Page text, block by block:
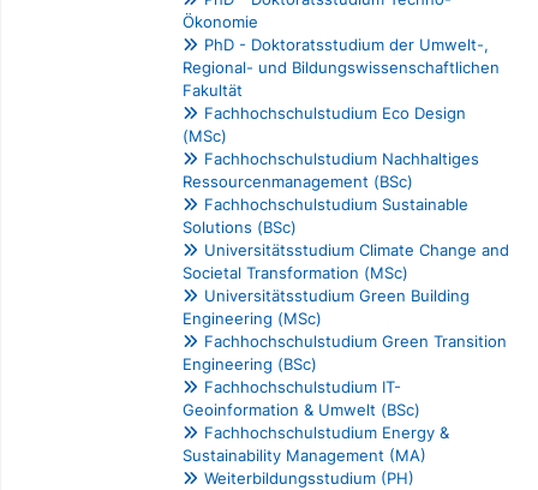
Ökonomie
PhD - Doktoratsstudium der Umwelt-,
Regional- und Bildungswissenschaftlichen
Fakultät
Fachhochschulstudium Eco Design
(MSc)
Fachhochschulstudium Nachhaltiges
Ressourcenmanagement (BSc)
Fachhochschulstudium Sustainable
Solutions (BSc)
Universitätsstudium Climate Change and
Societal Transformation (MSc)
Universitätsstudium Green Building
Engineering (MSc)
Fachhochschulstudium Green Transition
Engineering (BSc)
Fachhochschulstudium IT-
Geoinformation & Umwelt (BSc)
Fachhochschulstudium Energy &
Sustainability Management (MA)
Weiterbildungsstudium (PH)